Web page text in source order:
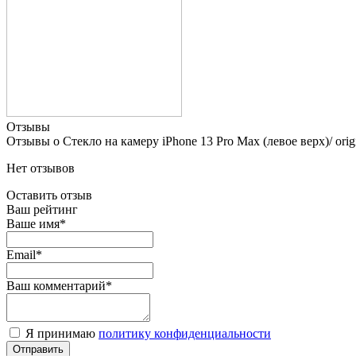
Отзывы
Отзывы о Стекло на камеру iPhone 13 Pro Max (левое верх)/
Нет отзывов
Оставить отзыв
Ваш рейтинг
Ваше имя*
Email*
Ваш комментарий*
Я принимаю политику конфиденциальности